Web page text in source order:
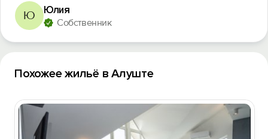
Ю Юлия
Собственник
Похожее жильё в Алуште
Вход на сайт
Войти илиЗарегистрироваться